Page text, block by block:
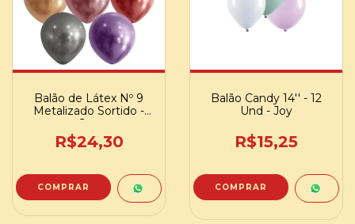
Balão de Látex Nº 9
Metalizado Sortido -
Joy
R$24,30
COMPRAR
Balão Candy 14'' - 12
Und - Joy
R$15,25